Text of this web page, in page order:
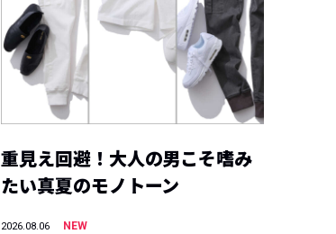
重見え回避！大人の男こそ嗜み
たい真夏のモノトーン
2026.08.06
NEW